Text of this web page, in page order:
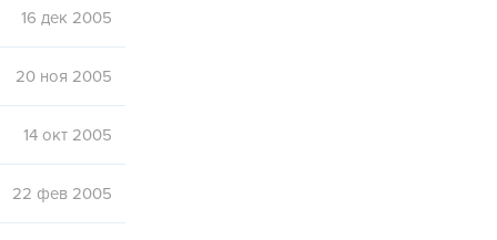
16 дек 2005
20 ноя 2005
14 окт 2005
22 фев 2005